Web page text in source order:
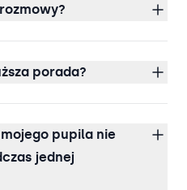
porada?
pupila nie
jednej